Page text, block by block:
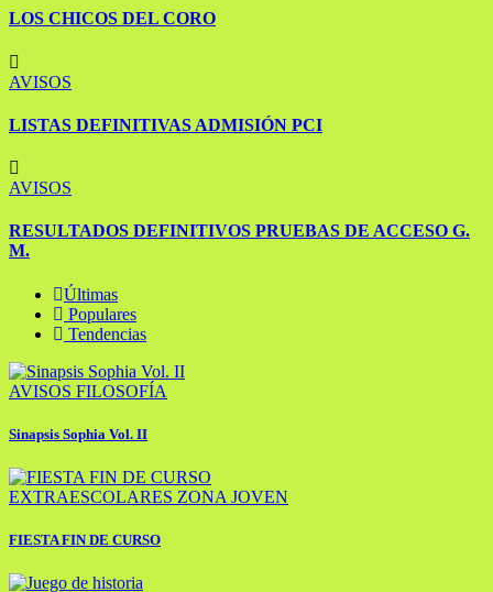
LOS CHICOS DEL CORO
AVISOS
LISTAS DEFINITIVAS ADMISIÓN PCI
AVISOS
RESULTADOS DEFINITIVOS PRUEBAS DE ACCESO G.
M.
Últimas
Populares
Tendencias
AVISOS FILOSOFÍA
Sinapsis Sophia Vol. II
EXTRAESCOLARES ZONA JOVEN
FIESTA FIN DE CURSO